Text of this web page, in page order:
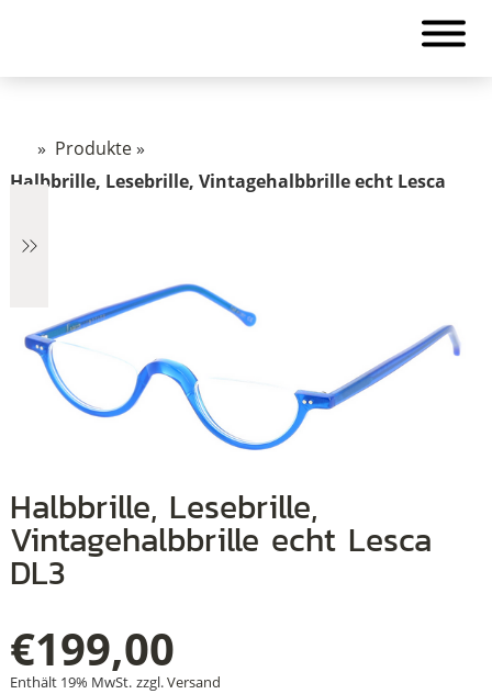
» Produkte»
Halbbrille, Lesebrille, Vintagehalbbrille echt Lesca
Halbbrille, Lesebrille,
Vintagehalbbrille echt Lesca
DL3
€199,00
Enthält 19% MwSt. zzgl.Versand
+
+
+